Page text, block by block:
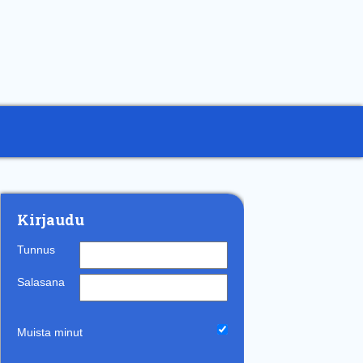
Kirjaudu
Tunnus
Salasana
Muista minut